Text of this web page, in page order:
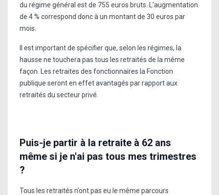
du régime général est de 755 euros bruts. L'augmentation
de 4 % correspond donc à un montant de 30 euros par
mois.
Il est important de spécifier que, selon les régimes, la
hausse ne touchera pas tous les retraités de la même
façon. Les retraites des fonctionnaires la Fonction
publique seront en effet avantagés par rapport aux
retraités du secteur privé.
Puis-je partir à la retraite à 62 ans
même si je n'ai pas tous mes trimestres
?
Tous les retraités n’ont pas eu le même parcours